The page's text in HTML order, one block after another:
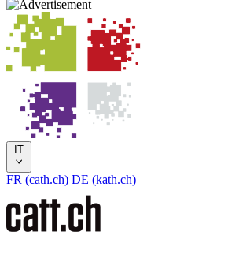
IT
FR (cath.ch) DE (kath.ch)